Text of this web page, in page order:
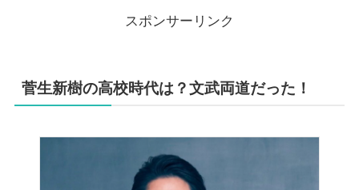
スポンサーリンク
菅生新樹の高校時代は？文武両道だった！